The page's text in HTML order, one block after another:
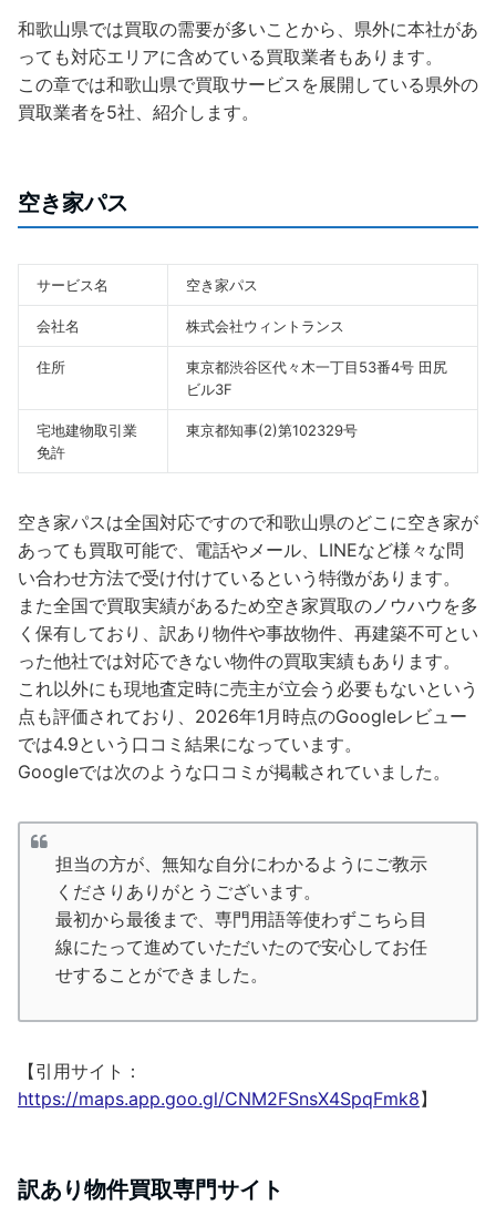
和歌山県では買取の需要が多いことから、県外に本社があ
っても対応エリアに含めている買取業者もあります。
この章では和歌山県で買取サービスを展開している県外の
買取業者を5社、紹介します。
空き家パス
サービス名 空き家パス
会社名 株式会社ウィントランス
住所
東京都渋谷区代々木一丁目53番4号 田尻
ビル3F
宅地建物取引業
免許
東京都知事(2)第102329号
空き家パスは全国対応ですので和歌山県のどこに空き家が
あっても買取可能で、電話やメール、LINEなど様々な問
い合わせ方法で受け付けているという特徴があります。
また全国で買取実績があるため空き家買取のノウハウを多
く保有しており、訳あり物件や事故物件、再建築不可とい
った他社では対応できない物件の買取実績もあります。
これ以外にも現地査定時に売主が立会う必要もないという
点も評価されており、2026年1月時点のGoogleレビュー
では4.9という口コミ結果になっています。
Googleでは次のような口コミが掲載されていました。
担当の方が、無知な自分にわかるようにご教示
くださりありがとうございます。
最初から最後まで、専門用語等使わずこちら目
線にたって進めていただいたので安心してお任
せすることができました。
【引用サイト：
https://maps.app.goo.gl/CNM2FSnsX4SpqFmk8】
訳あり物件買取専門サイト